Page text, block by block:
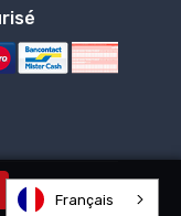
Français